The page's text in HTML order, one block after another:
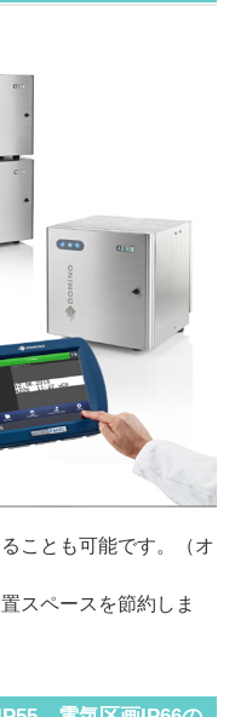
ことも可能です。（オ
スペースを節約しま